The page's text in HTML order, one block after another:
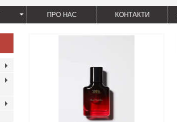
ПРО НАС КОНТАКТИ